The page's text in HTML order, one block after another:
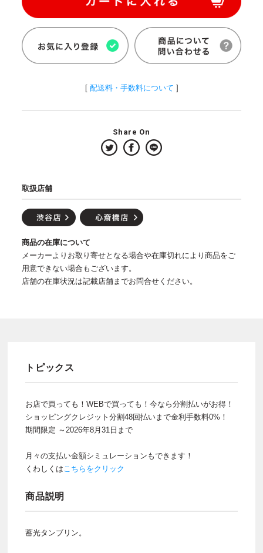
[ 配送料・手数料について ]
Share On
取扱店舗
商品の在庫について
メーカーよりお取り寄せとなる場合や在庫切れにより商品をご
用意できない場合もございます。
店舗の在庫状況は記載店舗までお問合せください。
トピックス
お店で買っても！WEBで買っても！今なら分割払いがお得！
ショッピングクレジット分割48回払いまで金利手数料0%！
期間限定 ～2026年8月31日まで
月々の支払い金額シミュレーションもできます！
くわしくはこちらをクリック
商品説明
蓄光タンブリン。